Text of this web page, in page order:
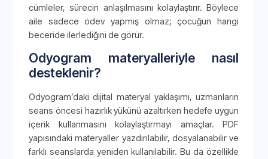
cümleler, sürecin anlaşılmasını kolaylaştırır. Böylece
aile sadece ödev yapmış olmaz; çocuğun hangi
beceride ilerlediğini de görür.
Odyogram materyalleriyle nasıl
desteklenir?
Odyogram’daki dijital materyal yaklaşımı, uzmanların
seans öncesi hazırlık yükünü azaltırken hedefe uygun
içerik kullanmasını kolaylaştırmayı amaçlar. PDF
yapısındaki materyaller yazdırılabilir, dosyalanabilir ve
farklı seanslarda yeniden kullanılabilir. Bu da özellikle